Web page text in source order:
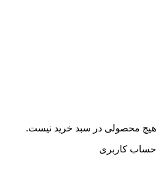
هیچ محصولی در سبد خرید نیست.
حساب کاربری